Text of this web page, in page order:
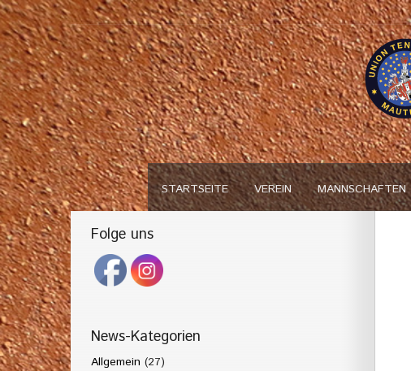
STARTSEITE VEREIN MANNSCHAFTEN
Folge uns
News-Kategorien
Allgemein (27)